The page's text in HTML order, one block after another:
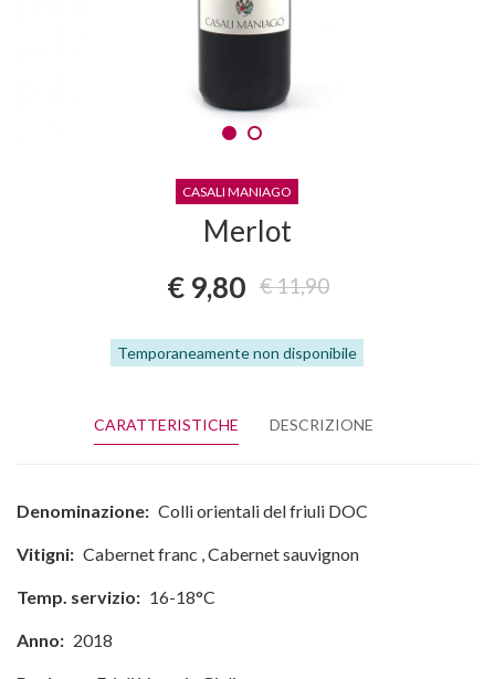
CASALI MANIAGO
Merlot
€ 9,80 € 11,90
Temporaneamente non disponibile
CARATTERISTICHE DESCRIZIONE
Denominazione: Colli orientali del friuli DOC
Vitigni: Cabernet franc ,Cabernet sauvignon
Temp. servizio: 16-18°C
Anno: 2018